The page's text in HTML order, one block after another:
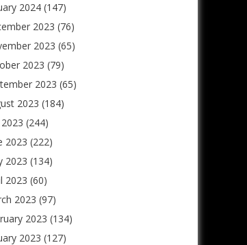
2024(147)
2023 (76)
2023 (65)
2023 (79)
2023 (65)
2023 (184)
2023 (244)
2023 (222)
2023 (134)
2023 (60)
2023 (97)
2023 (134)
2023 (127)